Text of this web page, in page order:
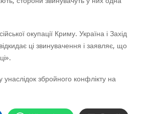
окупації Криму. Україна і Захід
ці звинувачення і заявляє, що
збройного конфлікту на